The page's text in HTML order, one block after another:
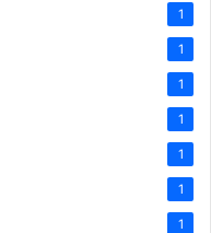
1
1
1
1
1
1
1